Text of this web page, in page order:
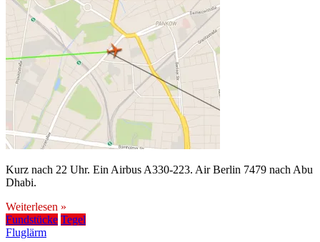
Kurz nach 22 Uhr. Ein Airbus A330-223. Air Berlin 7479 nach Abu
Dhabi.
Weiterlesen »
Fundstücke Tegel
Fluglärm